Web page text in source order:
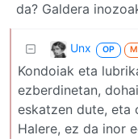
da? Galdera
Unx OP M
Kondoiak eta
ezberdinetan,
eskatzen dute, eta
Halere, ez da inor